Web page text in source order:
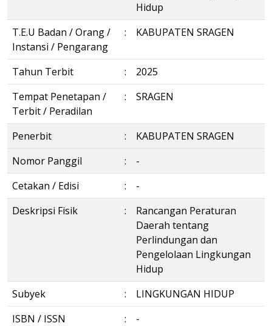
Hidup
T.E.U Badan / Orang /
Instansi / Pengarang
: KABUPATEN SRAGEN
Tahun Terbit :
2025
Tempat Penetapan /
Terbit / Peradilan
: SRAGEN
Penerbit :
KABUPATEN SRAGEN
Nomor Panggil
:
-
Cetakan / Edisi
:
-
Deskripsi Fisik
:
Rancangan Peraturan
Daerah tentang
Perlindungan dan
Pengelolaan Lingkungan
Hidup
Subyek
:
LINGKUNGAN HIDUP
ISBN / ISSN
:
-